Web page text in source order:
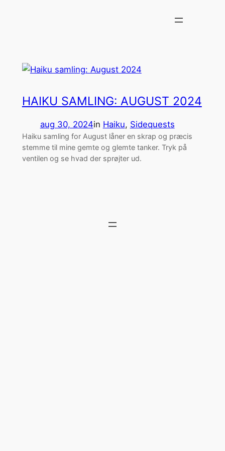
HAIKU SAMLING: AUGUST 2024
aug 30, 2024in Haiku, Sidequests
Haiku samling for August låner en skrap og præcis
stemme til mine gemte og glemte tanker. Tryk på
ventilen og se hvad der sprøjter ud.